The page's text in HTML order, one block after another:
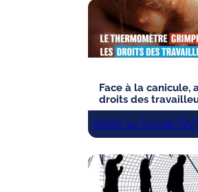
Face à la canicule,
droits des
Santé au travail/